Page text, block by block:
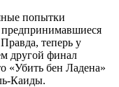
попытки
теперь у
другой финал
«Убить бен Ладена»
Каиды.